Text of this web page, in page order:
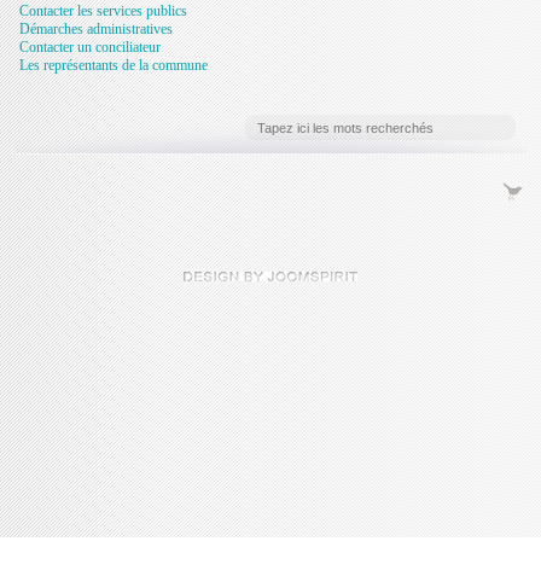
Contacter les services publics
Démarches administratives
Contacter un conciliateur
Les représentants de la commune